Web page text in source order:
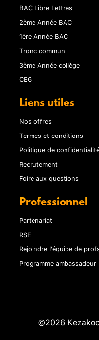
BAC Libre Lettres
2ème Année BAC
1ère Année BAC
Tronc commun
3ème Année collège
CE6
Liens utiles
Nos offres
Termes et conditions
Politique de confidentialité
Recrutement
Foire aux questions
Professionnel
Partenariat
RSE
Rejoindre l'équipe de profs
Programme ambassadeur
©2026